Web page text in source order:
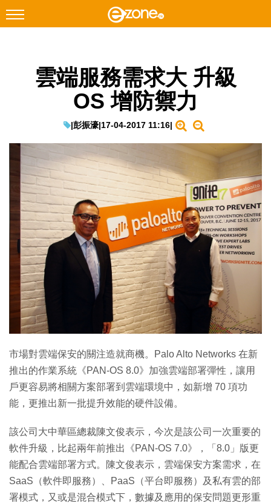
Facebook Instagram
遊戲動漫
教學評測
EduTech
IT Times
生成式AI與雲端應用
Enterprise Digital Transformation
特集
雲端服務需求大 升級
OS 增防禦力
|彭振濠|17-04-2017 11:16|
市場對雲端保安的關注造就商機。Palo Alto Networks 在新
推出的作業系統《PAN-OS 8.0》加強雲端部署彈性，讓用
戶更容易將相關方案部署到雲端環境中，如新增 70 項功
能，更推出新一批提升效能的硬件設備。
該公司大中華區總裁陳文俊表示，今次是該公司一次重要的
軟件升級，比起兩年前推出《PAN-OS 7.0》，「8.0」版更
能配合雲端部署方式。陳文俊表示，雲端保安方案需求，在
SaaS（軟件即服務）、PaaS（平台即服務）及私有雲的部
署模式，又或是混合模式下，數據及應用的保安問題更形重